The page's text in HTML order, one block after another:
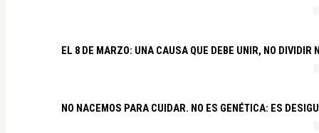
EL 8 DE MARZO: UNA CAUSA QUE DEBE UNIR, NO DIVIDIR
NO NACEMOS PARA CUIDAR. NO ES GENÉTICA: ES